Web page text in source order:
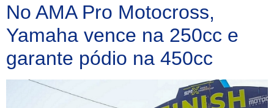
No AMA Pro Motocross,
Yamaha vence na 250cc e
garante pódio na 450cc